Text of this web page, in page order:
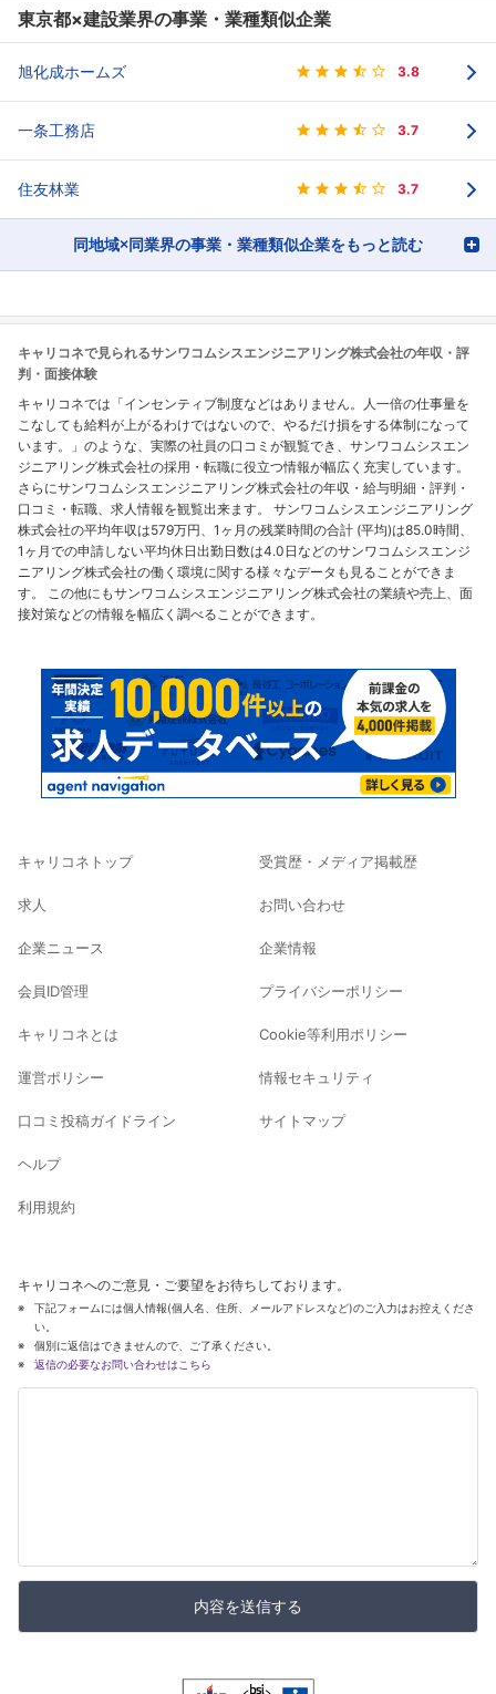
東京都×建設業界の事業・業種類似企業
旭化成ホームズ 3.8
一条工務店 3.7
住友林業 3.7
同地域×同業界の事業・業種類似企業をもっと読む
キャリコネで見られるサンワコムシスエンジニアリング株式会社の年収・評
判・面接体験
キャリコネでは「インセンティブ制度などはありません。人一倍の仕事量を
こなしても給料が上がるわけではないので、やるだけ損をする体制になって
います。」のような、実際の社員の口コミが観覧でき、サンワコムシスエン
ジニアリング株式会社の採用・転職に役立つ情報が幅広く充実しています。
さらにサンワコムシスエンジニアリング株式会社の年収・給与明細・評判・
口コミ・転職、求人情報を観覧出来ます。 サンワコムシスエンジニアリング
株式会社の平均年収は579万円、1ヶ月の残業時間の合計 (平均)は85.0時間、
1ヶ月での申請しない平均休日出勤日数は4.0日などのサンワコムシスエンジ
ニアリング株式会社の働く環境に関する様々なデータも見ることができま
す。 この他にもサンワコムシスエンジニアリング株式会社の業績や売上、面
接対策などの情報を幅広く調べることができます。
キャリコネトップ
求人
企業ニュース
会員ID管理
キャリコネとは
運営ポリシー
口コミ投稿ガイドライン
ヘルプ
利用規約
受賞歴・メディア掲載歴
お問い合わせ
企業情報
プライバシーポリシー
Cookie等利用ポリシー
情報セキュリティ
サイトマップ
キャリコネへのご意見・ご要望をお待ちしております。
下記フォームには個人情報(個人名、住所、メールアドレスなど)のご入力はお控えくださ
い。
個別に返信はできませんので、ご了承ください。
返信の必要なお問い合わせはこちら
内容を送信する